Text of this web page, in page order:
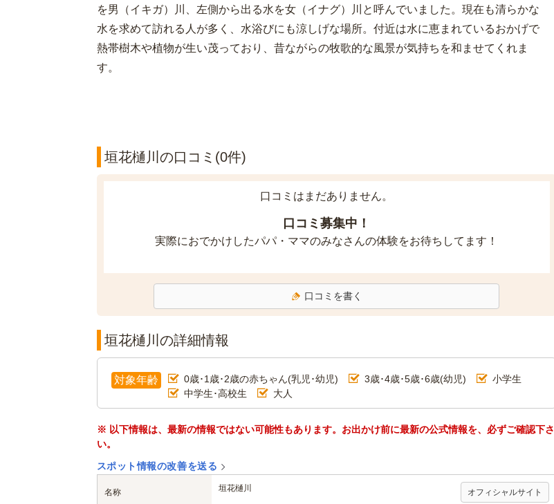
を男（イキガ）川、左側から出る水を女（イナグ）川と呼んでいました。現在も清らかな
水を求めて訪れる人が多く、水浴びにも涼しげな場所。付近は水に恵まれているおかげで
熱帯樹木や植物が生い茂っており、昔ながらの牧歌的な風景が気持ちを和ませてくれま
す。
垣花樋川の口コミ(0件)
口コミはまだありません。
口コミ募集中！
実際におでかけしたパパ・ママのみなさんの体験をお待ちしてます！
口コミを書く
垣花樋川の詳細情報
対象年齢 0歳･1歳･2歳の赤ちゃん(乳児･幼児) 3歳･4歳･5歳･6歳(幼児)
小学生
中学生･高校生
大人
※ 以下情報は、最新の情報ではない可能性もあります。お出かけ前に最新の公式情報を、必ずご確認下さ
い。
スポット情報の改善を送る
名称 垣花樋川 オフィシャルサイト